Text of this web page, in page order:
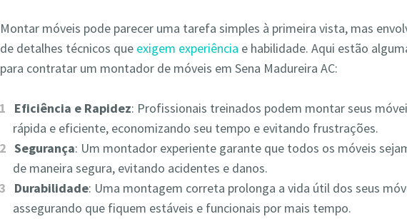
Montar móveis pode parecer uma tarefa simples à primeira vista, mas
de detalhes técnicos que exigem experiência e habilidade. Aqui estão
para contratar um montador de móveis em Sena Madureira AC:
Eficiência e Rapidez: Profissionais treinados podem montar seus
rápida e eficiente, economizando seu tempo e evitando frustrações.
Segurança: Um montador experiente garante que todos os móveis
de maneira segura, evitando acidentes e danos.
Durabilidade: Uma montagem correta prolonga a vida útil dos seus
assegurando que fiquem estáveis e funcionais por mais tempo.